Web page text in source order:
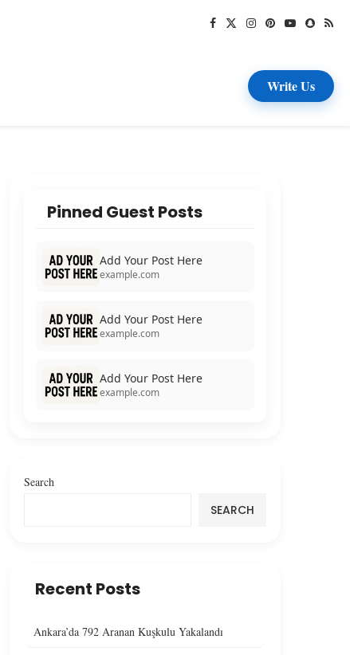
Write Us
Pinned Guest Posts
Add Your Post Here
example.com
Add Your Post Here
example.com
Add Your Post Here
example.com
Search
SEARCH
Recent Posts
Ankara’da 792 Aranan Kuşkulu Yakalandı